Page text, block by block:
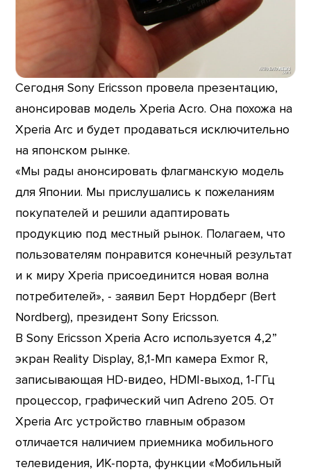
Сегодня Sony Ericsson провела презентацию,
анонсировав модель Xperia Acro. Она похожа на
Xperia Arc и будет продаваться исключительно
на японском рынке.
«Мы рады анонсировать флагманскую модель
для Японии. Мы прислушались к пожеланиям
покупателей и решили адаптировать
продукцию под местный рынок. Полагаем, что
пользователям понравится конечный результат
и к миру Xperia присоединится новая волна
потребителей», - заявил Берт Нордберг (Bert
Nordberg), президент Sony Ericsson.
В Sony Ericsson Xperia Acro используется 4,2”
экран Reality Display, 8,1-Мп камера Exmor R,
записывающая HD-видео, HDMI-выход, 1-ГГц
процессор, графический чип Adreno 205. От
Xperia Arc устройство главным образом
отличается наличием приемника мобильного
телевидения, ИК-порта, функции «Мобильный